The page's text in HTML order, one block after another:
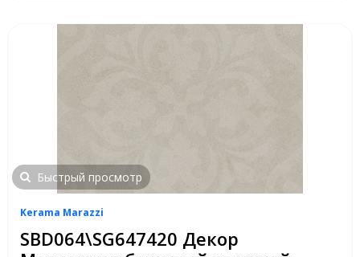
Быстрый просмотр
Kerama Marazzi
SBD064\SG647420 Декор